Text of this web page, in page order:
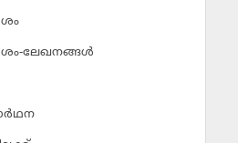
ലേഖനങ്ങള്‍